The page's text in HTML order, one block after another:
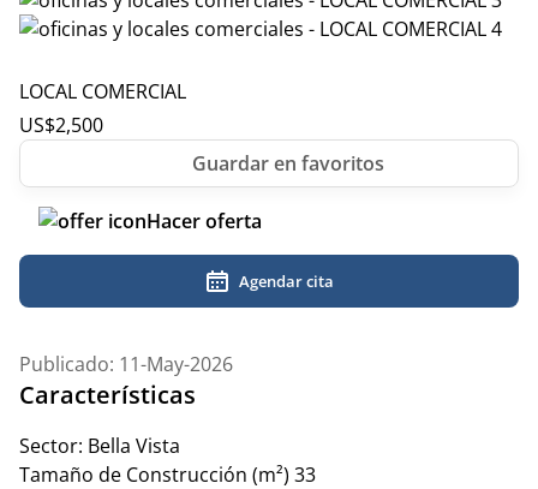
LOCAL COMERCIAL
US$2,500
Hacer oferta
Agendar cita
Publicado: 11-May-2026
Características
Sector: Bella Vista
Tamaño de Construcción (m²) 33